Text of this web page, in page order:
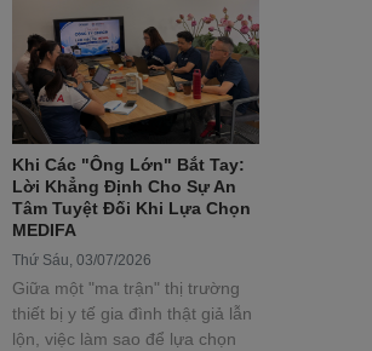
Khi Các "Ông Lớn" Bắt Tay:
Lời Khẳng Định Cho Sự An
Tâm Tuyệt Đối Khi Lựa Chọn
MEDIFA
Thứ Sáu, 03/07/2026
Giữa một "ma trận" thị trường
thiết bị y tế gia đình thật giả lẫn
lộn, việc làm sao để lựa chọn